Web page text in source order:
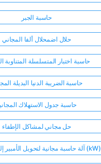
حاسبة الجبر
حلال اضمحلال ألفا المجاني
حاسبة اختبار المتسلسلة المتناوبة
حاسبة الضريبة الدنيا البديلة
حاسبة جدول الاستهلاك
حل مجاني لمشاكل الإطفاء
آلة حاسبة مجانية لتحويل الأمبير إلى كيلوواط (kW)